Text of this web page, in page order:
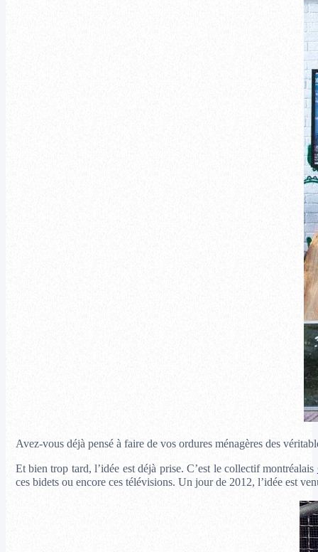
Avez-vous déjà pensé à faire de vos ordures ménagères des
Et bien trop tard, l’idée est déjà prise. C’est le collectif montréalais
ces bidets ou encore ces télévisions. Un jour de 2012, l’idée est